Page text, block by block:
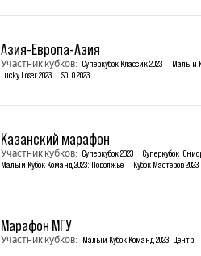
Азия-Европа-Азия
Участник кубков: Суперкубок Классик 2023 Малый
Lucky Loser 2023
SOLO 2023
Казанский марафон
Участник кубков: Суперкубок 2023 Суперкубок
Малый Кубок Команд 2023: Поволжье
Кубок Мастеров 2023
Марафон МГУ
Участник кубков: Малый Кубок Команд 2023: Центр